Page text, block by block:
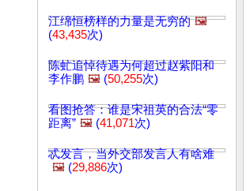
江绵恒榜样的力量是无穷的 🖼️
(43,435次)
陈虻追悼待遇为何超过赵紫阳和
李作鹏 🖼️ (50,255次)
看图抢答：谁是宋祖英的合法“零
距离” 🖼️ (41,071次)
忒发言，当外交部发言人有啥难
🖼️ (29,886次)